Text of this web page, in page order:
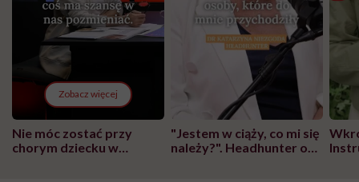
Zobacz więcej
Nie móc zostać przy
chorym dziecku w
"Jestem w ciąży, co mi się
należy?". Headhunter o